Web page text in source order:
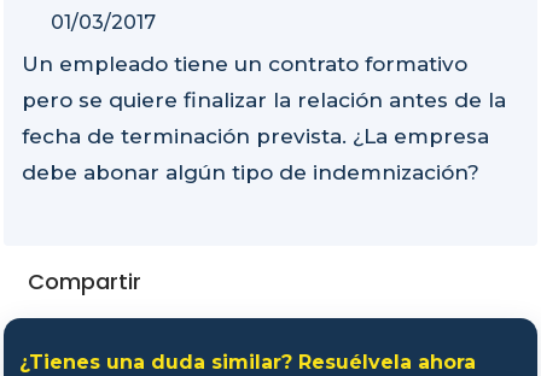
01/03/2017
Un empleado tiene un contrato formativo
pero se quiere finalizar la relación antes de la
fecha de terminación prevista. ¿La empresa
debe abonar algún tipo de indemnización?
Compartir
¿Tienes una duda similar? Resuélvela ahora